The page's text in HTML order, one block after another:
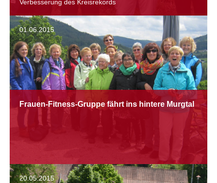
Verbesserung des Kreisrekords
01.06.2015
Frauen-Fitness-Gruppe fährt ins hintere Murgtal
20.05.2015